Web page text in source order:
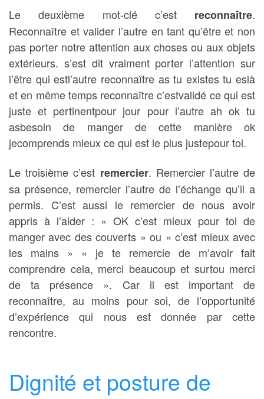
Le deuxième mot-clé c’est reconnaître.
Reconnaître et valider l’autre en tant qu’être et non
pas porter notre attention aux choses ou aux objets
extérieurs. s’est dit vraiment porter l’attention sur
l’être qui estl’autre reconnaître as tu existes tu eslà
et en même temps reconnaître c’estvalidé ce qui est
juste et pertinentpour jour pour l’autre ah ok tu
asbesoin de manger de cette manière ok
jecomprends mieux ce qui est le plus justepour toi.
Le troisième c’est remercier. Remercier l’autre de
sa présence, remercier l’autre de l’échange qu’il a
permis. C’est aussi le remercier de nous avoir
appris à l’aider : « OK c’est mieux pour toi de
manger avec des couverts » ou « c’est mieux avec
les mains » « je te remercie de m’avoir fait
comprendre cela, merci beaucoup et surtou merci
de ta présence ». Car il est important de
reconnaître, au moins pour soi, de l’opportunité
d’expérience qui nous est donnée par cette
rencontre.
Dignité et posture de